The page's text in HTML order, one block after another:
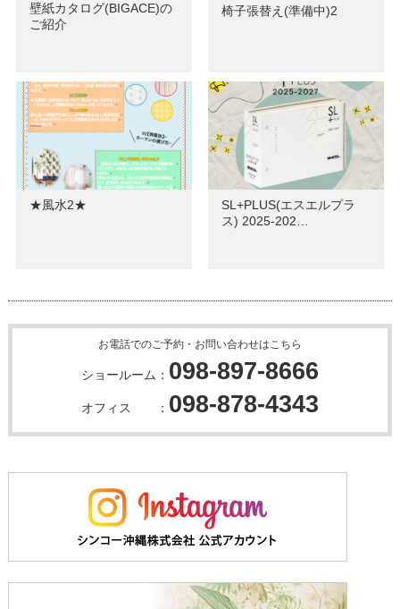
壁紙カタログ(BIGACE)の
ご紹介
椅子張替え(準備中)2
★風水2★
SL+PLUS(エスエルプラ
ス) 2025-202…
お電話でのご予約・お問い合わせはこちら
ショールーム： 098-897-8666
オフィス ： 098-878-4343